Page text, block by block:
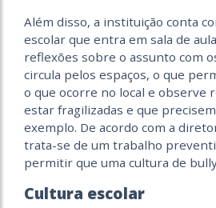
Além disso, a instituição conta
escolar que entra em sala de
reflexões sobre o assunto com
circula pelos espaços, o que
o que ocorre no local e observe
estar fragilizadas e que
exemplo. De acordo com a
trata-se de um trabalho
permitir que uma cultura de
Cultura escolar